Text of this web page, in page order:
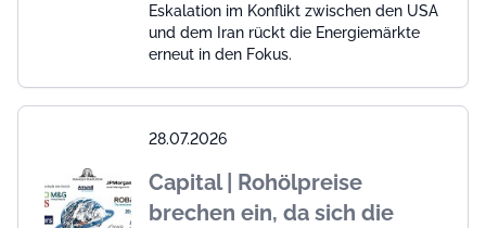
Eskalation im Konflikt zwischen den USA
und dem Iran rückt die Energiemärkte
erneut in den Fokus.
28.07.2026
Capital | Rohölpreise
brechen ein, da sich die